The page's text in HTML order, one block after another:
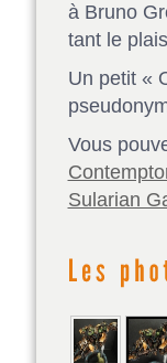
à Bruno
tant le
Un petit «
Vous
Sularian